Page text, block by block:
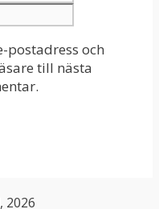
postadress och
till nästa
2026